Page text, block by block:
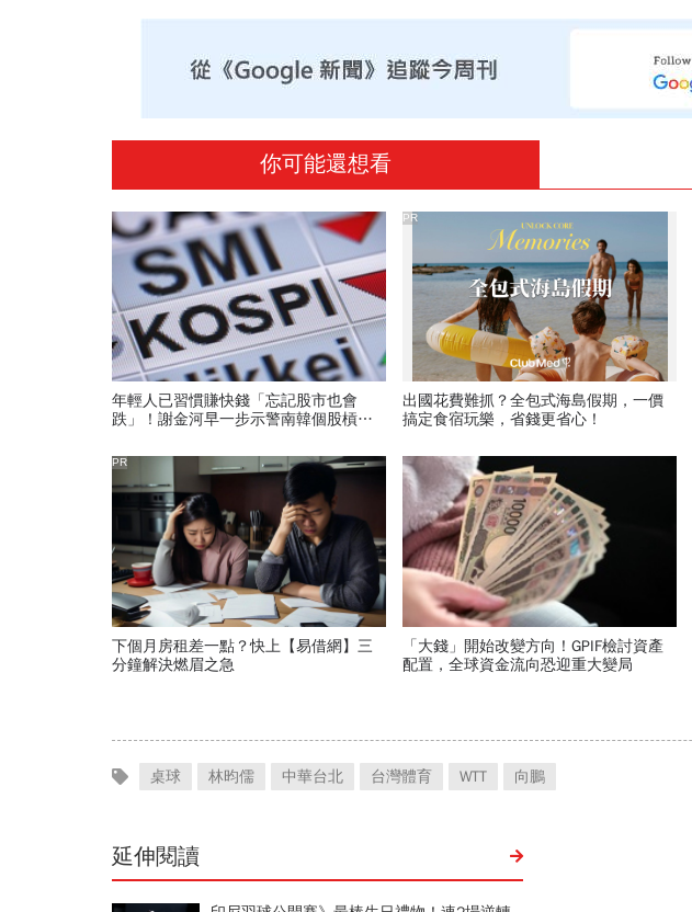
你可能還想看
年輕人已習慣賺快錢「忘記股市也會
跌」！謝金河早一步示警南韓個股槓桿
出國花費難抓？全包式海島假期，一價
搞定食宿玩樂，省錢更省心！
PR
下個月房租差一點？快上【易借網】三
分鐘解決燃眉之急
PR
「大錢」開始改變方向！GPIF檢討資產
配置，全球資金流向恐迎重大變局
桌球 林昀儒 中華台北 台灣體育 WTT 向鵬
延伸閱讀